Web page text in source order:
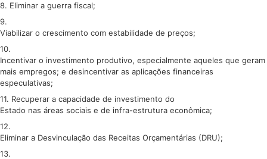
8. Eliminar a guerra fiscal;
9.
Viabilizar o crescimento com estabilidade de preços;
10.
Incentivar o investimento produtivo, especialmente aqueles que geram
mais empregos; e desincentivar as aplicações financeiras
especulativas;
11. Recuperar a capacidade de investimento do
Estado nas áreas sociais e de infra-estrutura econômica;
12.
Eliminar a Desvinculação das Receitas Orçamentárias (DRU);
13.